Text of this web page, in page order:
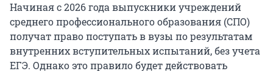
Начиная с 2026 года выпускники учреждений
среднего профессионального образования (СПО)
получат право поступать в вузы по результатам
внутренних вступительных испытаний, без учета
ЕГЭ. Однако это правило будет действовать